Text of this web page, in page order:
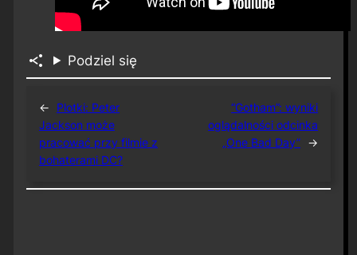
Podziel się
←
Plotki: Peter
Jackson może
pracować przy filmie z
bohaterami DC?
“Gotham”: wyniki
oglądalności odcinka
„One Bad Day” →